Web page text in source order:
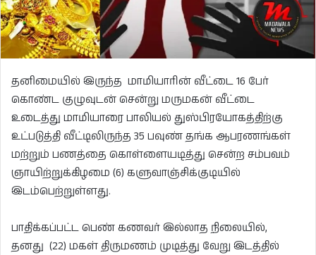
தனிமையில் இருந்த மாமியாரின் வீட்டை 16 பேர்
கொண்ட குழுவுடன் சென்று மருமகன் வீட்டை
உடைத்து மாமியாரை பாலியல் துஸ்பிரயோகத்திற்கு
உட்படுத்தி வீட்டிலிருந்த 35 பவுண் தங்க ஆபரணங்கள்
மற்றும் பணத்தை கொள்ளையடித்து சென்ற சம்பவம்
ஞாயிற்றுக்கிழமை (6) களுவாஞ்சிக்குடியில்
இடம்பெற்றுள்ளது.
பாதிக்கப்பட்ட பெண் கணவர் இல்லாத நிலையில்,
தனது (22) மகள் திருமணம் முடித்து வேறு இடத்தில்